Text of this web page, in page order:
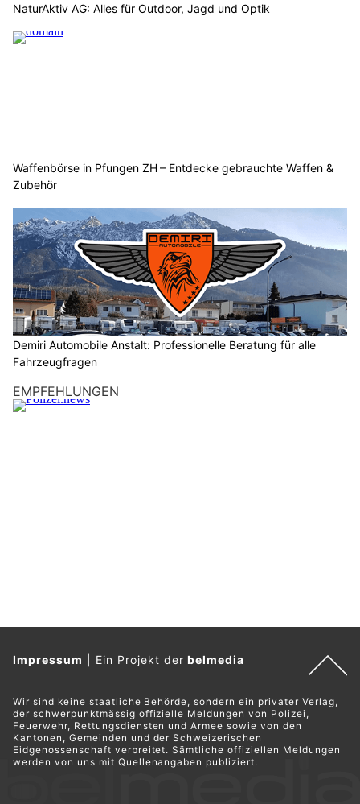
NaturAktiv AG: Alles für Outdoor, Jagd und Optik
Waffenbörse in Pfungen ZH – Entdecke gebrauchte Waffen &
Zubehör
Demiri Automobile Anstalt: Professionelle Beratung für alle
Fahrzeugfragen
EMPFEHLUNGEN
Impressum Ein Projekt derbelmedia
Wir sind keine staatliche Behörde, sondern ein privater Verlag,
der schwerpunktmässig offizielle Meldungen von Polizei,
Feuerwehr, Rettungsdiensten und Armee sowie von den
Kantonen, Gemeinden und der Schweizerischen
Eidgenossenschaft verbreitet. Sämtliche offiziellen Meldungen
werden von uns mit Quellenangaben publiziert.